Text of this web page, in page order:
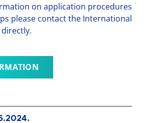
on application procedures
please contact the International